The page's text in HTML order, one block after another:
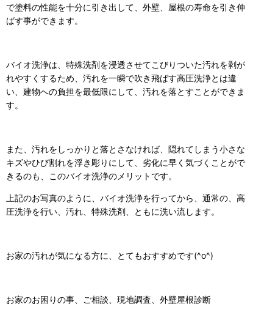
で塗料の性能を十分に引き出して、外壁、屋根の寿命を引き伸
ばす事ができます。
バイオ洗浄は、特殊洗剤を浸透させてこびりついた汚れを剥が
れやすくするため、汚れを一瞬で吹き飛ばす高圧洗浄とは違
い、建物への負担を最低限にして、汚れを落とすことができま
す。
また、汚れをしっかりと落とさなければ、隠れてしまう小さな
キズやひび割れを浮き彫りにして、劣化に早く気づくことがで
きるのも、このバイオ洗浄のメリットです。
上記のお写真のように、バイオ洗浄を行ってから、通常の、高
圧洗浄を行い、汚れ、特殊洗剤、ともに洗い流します。
お家の汚れが気になる方に、とてもおすすめです(^o^)
お家のお困りの事、ご相談、現地調査、外壁屋根診断